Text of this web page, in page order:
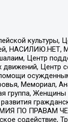
культуры,
Центр
Центр
Мемориал,
ПО ПРАВАМ
содействие,